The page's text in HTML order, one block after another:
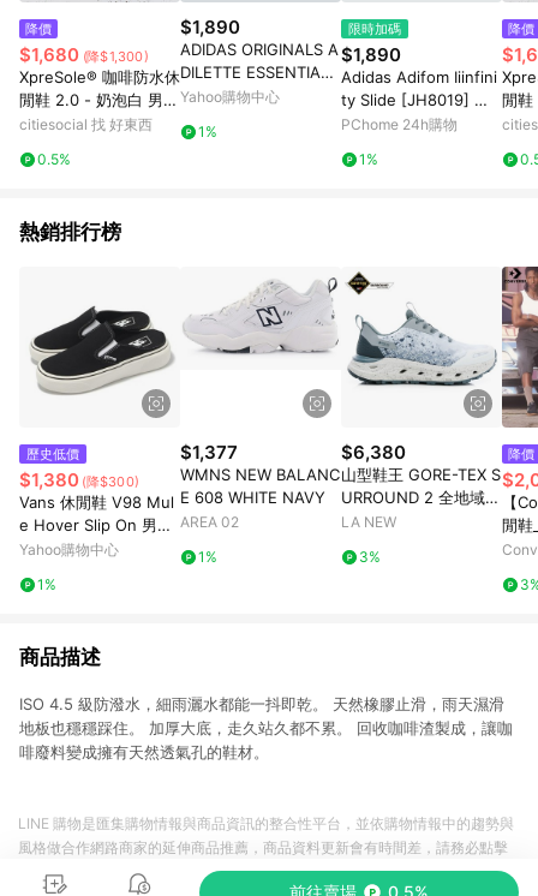
降價
$1,680 (降$1,300)
XpreSole® 咖啡防水休
閒鞋 2.0 - 奶泡白 男生
US09
citiesocial 找 好東西
0.5%
$1,890
ADIDAS ORIGINALS A
DILETTE ESSENTIAL
W 女運動拖鞋-紫粉-IF
Yahoo購物中心
1%
限時加碼
$1,890
Adidas Adifom Iiinfini
ty Slide [JH8019] 男
拖鞋 運動拖鞋 米 黃
PChome 24h購物
1%
降價
閒鞋
熱銷排行榜
歷史低價
$1,380 (降$300)
Vans 休閒鞋 V98 Mul
e Hover Slip On 男鞋
女鞋 黑 白 懶人鞋 674
Yahoo購物中心
1%
$1,377
WMNS NEW BALANC
E 608 WHITE NAVY
AREA 02
1%
$6,380
山型鞋王 GORE-TEX S
URROUND 2 全地域機
能郊山鞋(男23061454
LA NEW
3%
降價
【
閒鞋
官方
商品描述
ISO 4.5 級防潑水，細雨灑水都能一抖即乾。 天然橡膠止滑，雨天濕滑
地板也穩穩踩住。 加厚大底，走久站久都不累。 回收咖啡渣製成，讓咖
啡廢料變成擁有天然透氣孔的鞋材。
前往賣場 0.5%
LINE 購物是匯集購物情報與商品資訊的整合性平台，並依購物情報中的趨勢與
風格做合作網路商家的延伸商品推薦，商品資料更新會有時間差，請務必點擊
商品至各合作網路商家，確認現售價與購物條件，一切資訊以合作廠商網頁為